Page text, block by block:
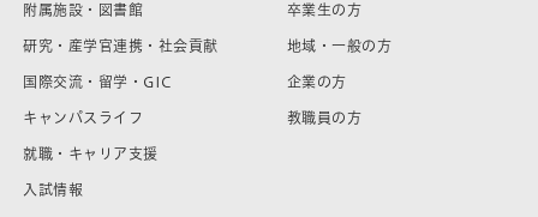
附属施設・図書館
研究・産学官連携・社会貢献
国際交流・留学・GIC
キャンパスライフ
就職・キャリア支援
入試情報
卒業生の方
地域・一般の方
企業の方
教職員の方